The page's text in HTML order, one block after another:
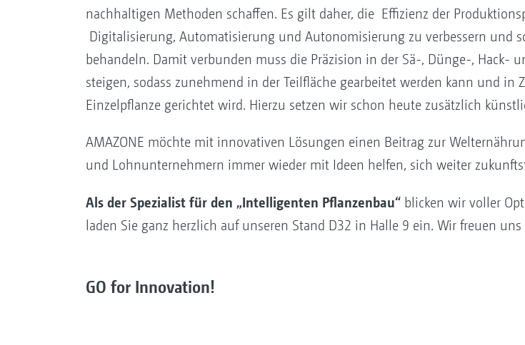
nachhaltigen Methoden schaffen. Es gilt daher, die Effizienz der
Digitalisierung, Automatisierung und Autonomisierung zu verbessern und
behandeln. Damit verbunden muss die Präzision in der Sä-, Dünge-, Hack-
steigen, sodass zunehmend in der Teilfläche gearbeitet werden kann und in
Einzelpflanze gerichtet wird. Hierzu setzen wir schon heute zusätzlich
AMAZONE möchte mit innovativen Lösungen einen Beitrag zur
und Lohnunternehmern immer wieder mit Ideen helfen, sich weiter
Als der Spezialist für den „Intelligenten Pflanzenbau“ blicken wir voller
laden Sie ganz herzlich auf unseren Stand D32 in Halle 9 ein. Wir freuen
GO for Innovation!